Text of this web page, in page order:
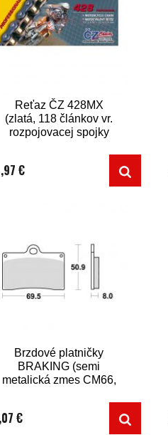
Reťaz ČZ 428MX
(zlatá, 118 článkov vr.
rozpojovacej spojky
€
Brzdové platničky
BRAKING (semi
metalická zmes CM66,
€